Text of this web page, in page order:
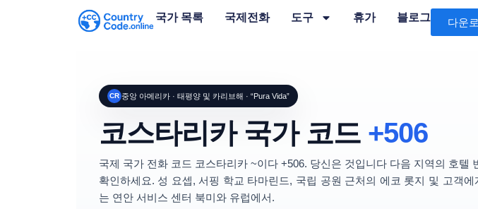
국가 목록 국제전화 도구 휴가 블로그 다운
CR 중앙 아메리카 · 태평양 및 카리브해 · “Pura Vida”
코스타리카 국가 코드 +506
국제 국가 전화 코드 코스타리카~이다 +506. 당신은 것입니다 다음 지역의 호텔
확인하세요. 성 요셉, 서핑 학교 타마린드, 국립 공원 근처의 에코 롯지 및 고객
는 연안 서비스 센터 북미와 유럽에서.